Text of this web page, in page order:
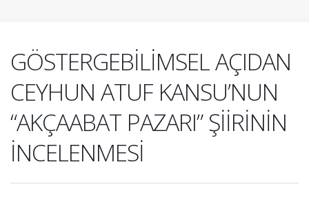
GÖSTERGEBİLİMSEL AÇIDAN
CEYHUN ATUF KANSU’NUN
“AKÇAABAT PAZARI” ŞİİRİNİN
İNCELENMESİ